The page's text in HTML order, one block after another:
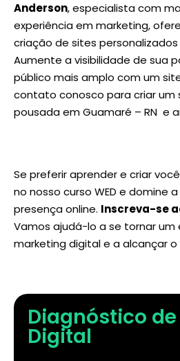
Anderson, especialista com
experiência em marketing,
criação de sites
Aumente a visibilidade de sua
público mais amplo com um
contato conosco para criar um
pousada em Guamaré – RN e
Se preferir aprender e criar
no nosso curso WED e domine
presença online. Inscreva-se
Vamos ajudá-lo a se tornar
marketing digital e a alcançar
Diagnóstico
Digital